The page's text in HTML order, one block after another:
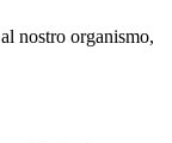
nostro organismo,